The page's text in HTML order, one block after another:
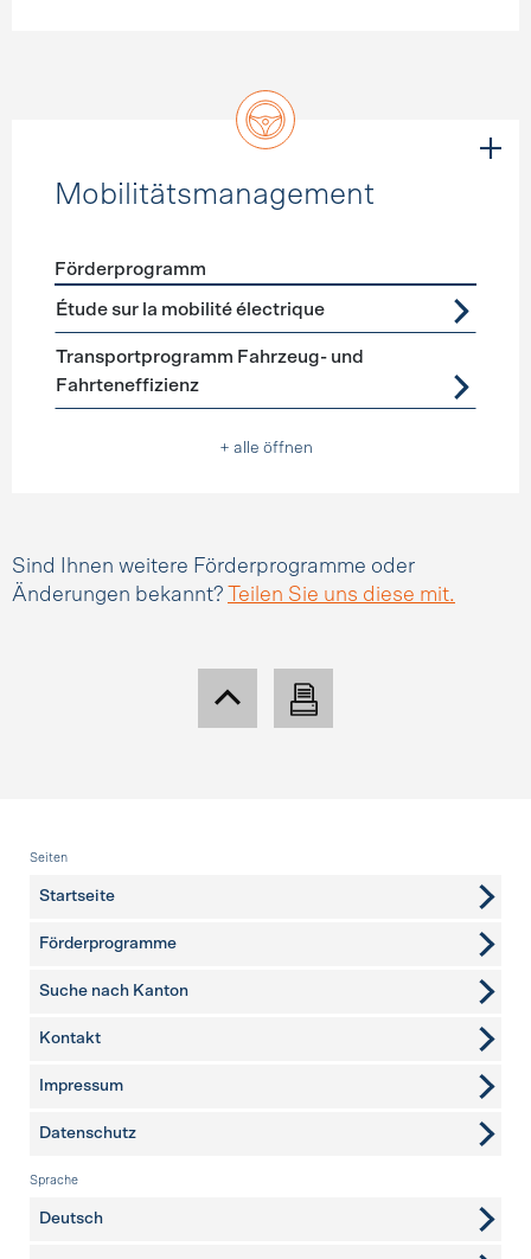
Mobilitätsmanagement
Förderprogramme Mobilitätsmanagement
Förderprogramm
Étude sur la mobilité électrique
Transportprogramm Fahrzeug- und
Fahrteneffizienz
+ alle öffnen
Sind Ihnen weitere Förderprogramme oder
Änderungen bekannt?
Teilen Sie uns diese mit.
Fusszeile
Seiten
Startseite
Förderprogramme
Suche nach Kanton
weitere Seiten
Kontakt
Impressum
Datenschutz
Sprache
Deutsch